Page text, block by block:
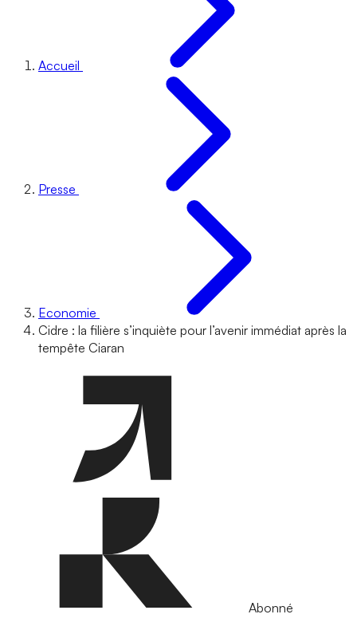
Accueil
Presse
Economie
Cidre : la filière s’inquiète pour l’avenir immédiat après la
tempête Ciaran
Abonné